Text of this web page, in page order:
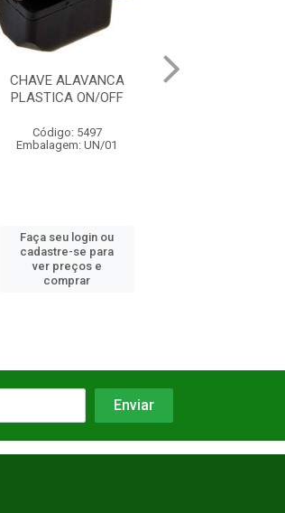
BOTAO PLASTICO CINZA
ON/OFF
Código: 5755
Embalagem: UN/01
Faça seu login ou
cadastre-se para
ver preços e
comprar